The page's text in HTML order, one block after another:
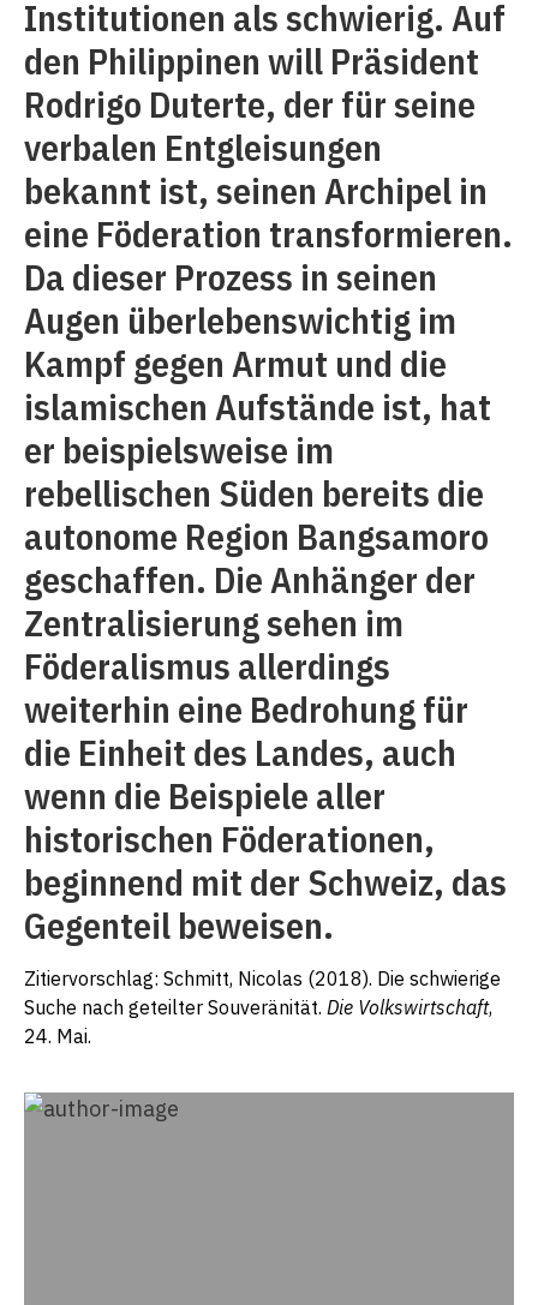
Institutionen als schwierig. Auf
den Philippinen will Präsident
Rodrigo Duterte, der für seine
verbalen Entgleisungen
bekannt ist, seinen Archipel in
eine Föderation transformieren.
Da dieser Prozess in seinen
Augen überlebenswichtig im
Kampf gegen Armut und die
islamischen Aufstände ist, hat
er beispielsweise im
rebellischen Süden bereits die
autonome Region Bangsamoro
geschaffen. Die Anhänger der
Zentralisierung sehen im
Föderalismus allerdings
weiterhin eine Bedrohung für
die Einheit des Landes, auch
wenn die Beispiele aller
historischen Föderationen,
beginnend mit der Schweiz, das
Gegenteil beweisen.
Zitiervorschlag: Schmitt, Nicolas (2018). Die schwierige
Suche nach geteilter Souveränität. Die Volkswirtschaft,
24. Mai.